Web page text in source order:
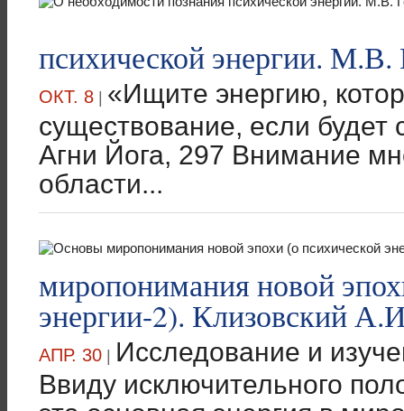
психической энергии. М.В.
ОКТ. 8 | «Ищите энергию,
существование, если будет
Агни Йога, 297 Внимание
области...
миропонимания новой
энергии-2). Клизовский
АПР. 30 | Исследование и
Ввиду исключительного